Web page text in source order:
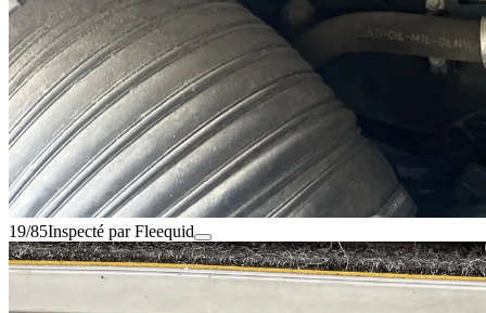
19/85Inspecté par Fleequid